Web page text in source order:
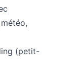
(petit-